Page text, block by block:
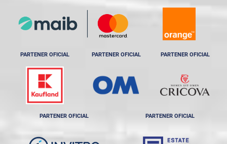
PARTENER OFICIAL PARTENER OFICIAL PARTENER OFICIAL
PARTENER OFICIAL PARTENER OFICIAL